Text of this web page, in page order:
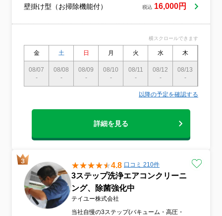
いるため、嫌な臭いがなくなると好評で
の接遇やマナーにも特に力を入れており、
ます。作業スタッフは、大手ハウスクリー
ニング会社や大手マンション管理会社での
実務経験が豊富で、安心してお任せいただ
けます。高品質なクリーニングを手頃な価
格で提供することを常に心がけています。
お客様のご自宅に面識のない作業スタッフ
が上がること、家の中で作業を行うことが
十分に理解しております。そのため、身だ
しなみや言葉遣い、動作に至るまで、常に
加料金は一切ございません。★作業に伴う
駐車料金も当社で負担いたしますのでご安
心ください。ご自宅に駐車スペースがある
場合は、そちらを利用させていただけると
助かります。★万が一のトラブルに備え、
三井住友海上の賠償責任保険にも加入済み
壁掛け型（お掃除機能付） 税込 16,000円
横スクロールできます
金 土 日 月 火 水 木
08/07
-
08/08
-
08/09
-
08/10
-
08/11
-
08/12
-
08/13
-
以降の予定を確認する
詳細を見る
4.8 口コミ 210件
3ステップ洗浄エアコンクリーニ
ング、除菌強化中
テイユー株式会社
当社自慢の3ステップ(バキューム・高圧・